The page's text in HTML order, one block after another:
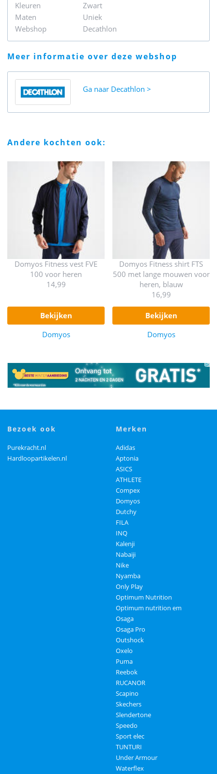
Kleuren
Zwart
Maten
Uniek
Webshop
Decathlon
meer informatie over deze webshop
Ga naar Decathlon
andere kochten ook:
Domyos Fitness vest FVE
100 voor heren
14,99
bekijken
Domyos
Domyos Fitness shirt FTS
500 met lange mouwen voor
heren, blauw
16,99
bekijken
Domyos
bezoek ook
Purekracht.nl
Hardloopartikelen.nl
merken
Adidas
Aptonia
ASICS
ATHLETE
Compex
Domyos
Dutchy
FILA
INQ
Kalenji
Nabaiji
Nike
Nyamba
Only Play
Optimum Nutrition
Optimum nutrition em
Osaga
Osaga Pro
Outshock
Oxelo
Puma
Reebok
RUCANOR
Scapino
Skechers
Slendertone
Speedo
Sport elec
TUNTURI
Under Armour
Waterflex